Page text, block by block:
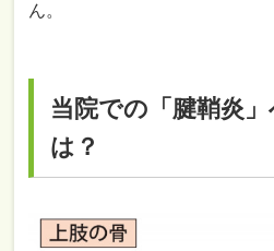
ん。
当院での「腱鞘炎
は？